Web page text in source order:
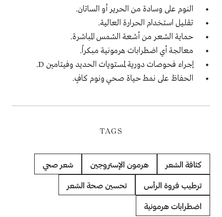
النوم على وسادة من الحرير أو الساتان.
تقليل استخدام الحرارة العالية.
حماية الشعر من أشعة الشمس المباشرة.
معالجة أي اضطرابات هرمونية مبكراً.
إجراء فحوصات دورية لمستويات الحديد وفيتامين D.
الحفاظ على نمط حياة صحي ونوم كافٍ.
TAGS
كثافة الشعر هرمون الإستروجين شعر صحي
ترطيب فروة الرأس تحسين صحة الشعر
اضطرابات هرمونية